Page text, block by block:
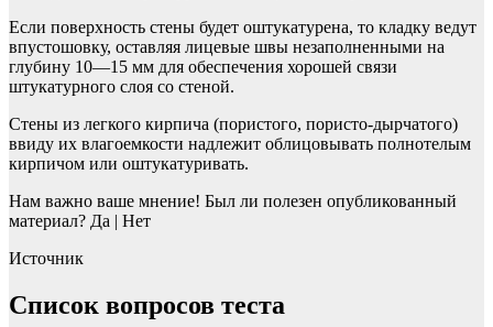
Если поверхность стены будет оштукатурена, то кладку ведут
впустошовку, оставляя лицевые швы незаполненными на
глубину 10—15 мм для обеспечения хорошей связи
штукатурного слоя со стеной.
Стены из легкого кирпича (пористого, пористо-дырчатого)
ввиду их влагоемкости надлежит облицовывать полнотелым
кирпичом или оштукатуривать.
Нам важно ваше мнение! Был ли полезен опубликованный
материал? Да | Нет
Источник
Список вопросов теста